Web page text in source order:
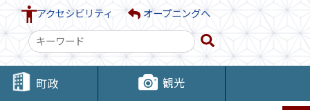
アクセシビリティ オープニングへ
検
索
キ
ー町政 観光